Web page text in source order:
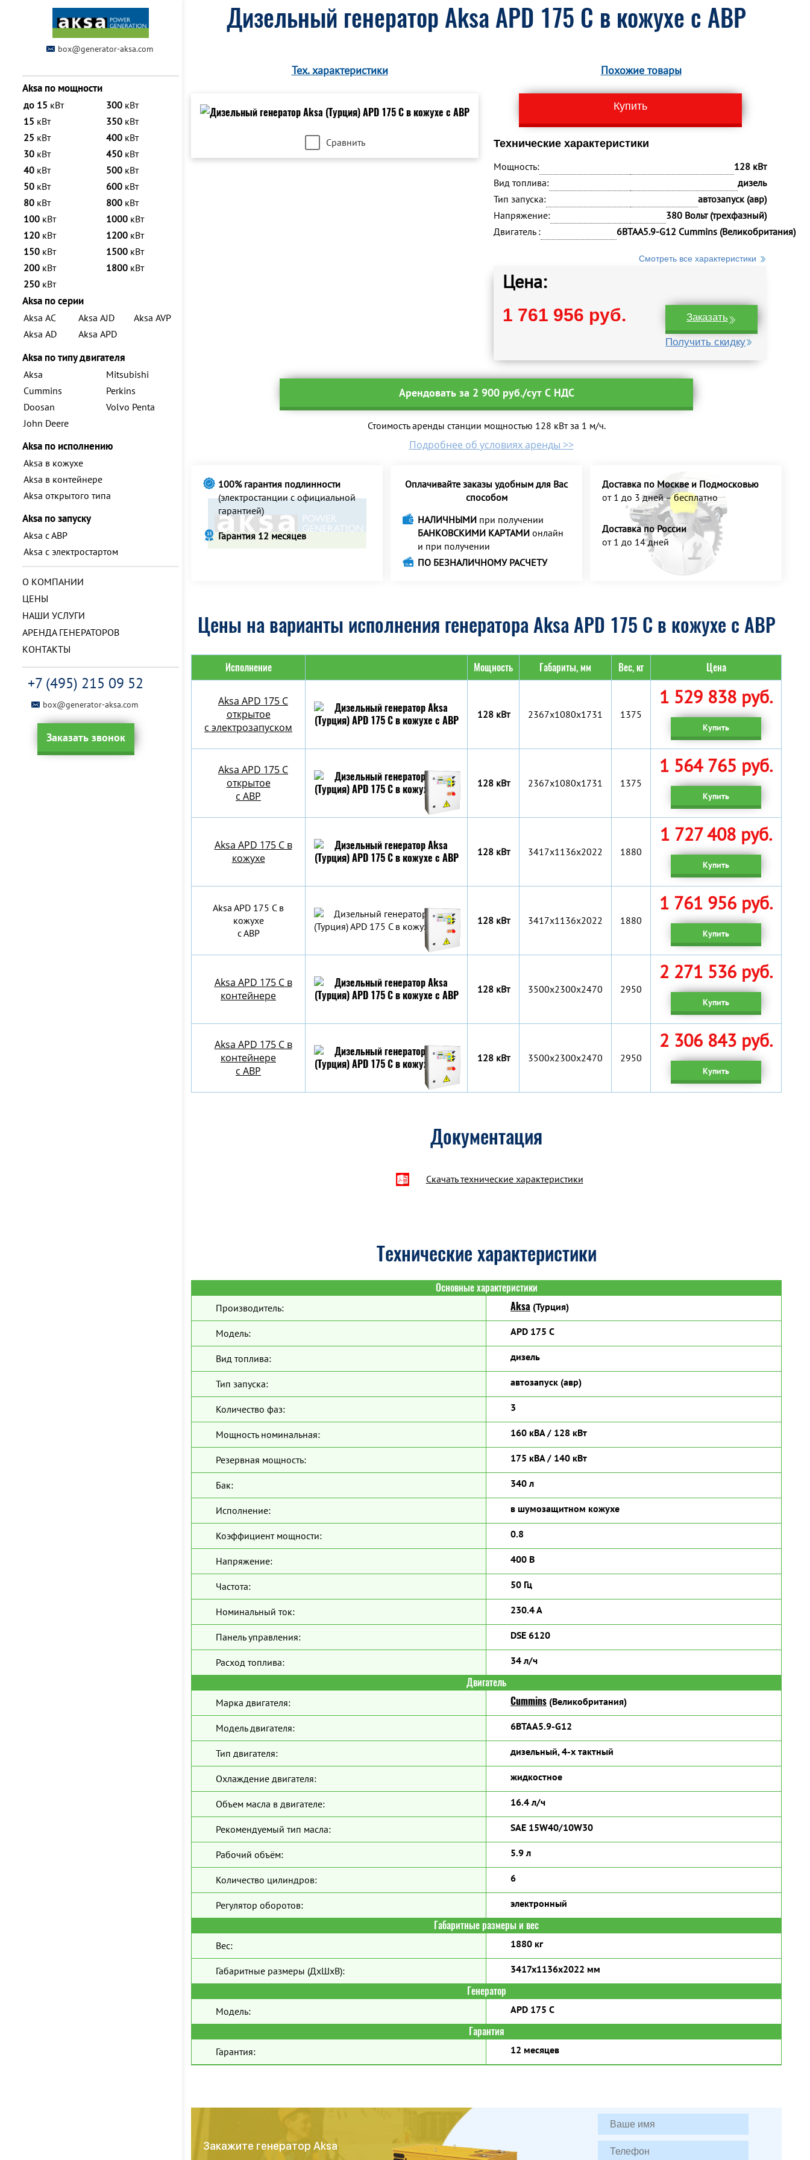
box@generator-aksa.com
Aksa по мощности
до 15 кВт
15 кВт
25 кВт
30 кВт
40 кВт
50 кВт
80 кВт
100 кВт
120 кВт
150 кВт
200 кВт
250 кВт
300 кВт
350 кВт
400 кВт
450 кВт
500 кВт
600 кВт
800 кВт
1000 кВт
1200 кВт
1500 кВт
1800 кВт
Aksa по серии
Aksa AC
Aksa AD
Aksa AJD
Aksa APD
Aksa AVP
Aksa по типу двигателя
Aksa
Cummins
Doosan
John Deere
Mitsubishi
Perkins
Volvo Penta
Aksa по исполнению
Aksa в кожухе
Aksa в контейнере
Aksa открытого типа
Aksa по запуску
Aksa с АВР
Aksa с электростартом
О КОМПАНИИ
ЦЕНЫ
НАШИ УСЛУГИ
АРЕНДА ГЕНЕРАТОРОВ
КОНТАКТЫ
+7 (495) 215 09 52
box@generator-aksa.com
Заказать звонок
Дизельный генератор Aksa APD 175 C в кожухе c АВР
Тех. характеристики Похожие товары
Сравнить
Купить
Технические характеристики
Мощность:
128 кВт
Вид топлива:
дизель
Тип запуска:
автозапуск (авр)
Напряжение:
380 Вольт (трехфазный)
Двигатель :
6BTAA5.9-G12 Cummins (Великобритания)
Смотреть все характеристики
Цена:
1 761 956 руб. Заказать
Получить скидку
Арендовать за 2 900 руб./сут С НДС
Стоимость аренды станции мощностью 128 кВт за 1 м/ч.
Подробнее об условиях аренды >>
100% гарантия подлинности
(электростанции с официальной
гарантией)
Гарантия 12 месяцев
Оплачивайте заказы удобным для Вас
способом
НАЛИЧНЫМИ при получении
БАНКОВСКИМИ КАРТАМИ онлайн
и при получении
ПО БЕЗНАЛИЧНОМУ РАСЧЕТУ
Доставка по Москве и Подмосковью
от 1 до 3 дней – бесплатно
Доставка по России
от 1 до 14 дней
Цены на варианты исполнения генератора Aksa APD 175 C в кожухе с АВР
Исполнение Мощность Габариты, мм Вес, кг Цена
Aksa APD 175 C
открытое
с электрозапуском
128 кВт 2367x1080x1731 1375
1 529 838 руб.
Купить
Aksa APD 175 C
открытое
с АВР
128 кВт 2367x1080x1731 1375
1 564 765 руб.
Купить
Aksa APD 175 C в
кожухе
128 кВт 3417x1136x2022 1880
1 727 408 руб.
Купить
Aksa APD 175 C в
кожухе
с АВР
128 кВт 3417x1136x2022 1880
1 761 956 руб.
Купить
Aksa APD 175 C в
контейнере
128 кВт 3500х2300х2470 2950
2 271 536 руб.
Купить
Aksa APD 175 C в
контейнере
c АВР
128 кВт 3500х2300х2470 2950
2 306 843 руб.
Купить
Документация
Скачать технические характеристики
Технические характеристики
Основные характеристики
Производитель: Aksa (Турция)
Модель: APD 175 C
Вид топлива: дизель
Тип запуска: автозапуск (авр)
Количество фаз: 3
Мощность номинальная: 160 кВА / 128 кВт
Резервная мощность: 175 кВА / 140 кВт
Бак: 340 л
Исполнение: в шумозащитном кожухе
Коэффициент мощности: 0.8
Напряжение: 400 В
Частота: 50 Гц
Номинальный ток: 230.4 А
Панель управления: DSE 6120
Расход топлива: 34 л/ч
Двигатель
Марка двигателя: Cummins (Великобритания)
Модель двигателя: 6BTAA5.9-G12
Тип двигателя: дизельный, 4-х тактный
Охлаждение двигателя: жидкостное
Объем масла в двигателе: 16.4 л/ч
Рекомендуемый тип масла: SAE 15W40/10W30
Рабочий объём: 5.9 л
Количество цилиндров: 6
Регулятор оборотов: электронный
Габаритные размеры и вес
Вес: 1880 кг
Габаритные размеры (ДхШхВ): 3417x1136x2022 мм
Генератор
Модель: APD 175 C
Гарантия
Гарантия: 12 месяцев
Закажите генератор Aksa